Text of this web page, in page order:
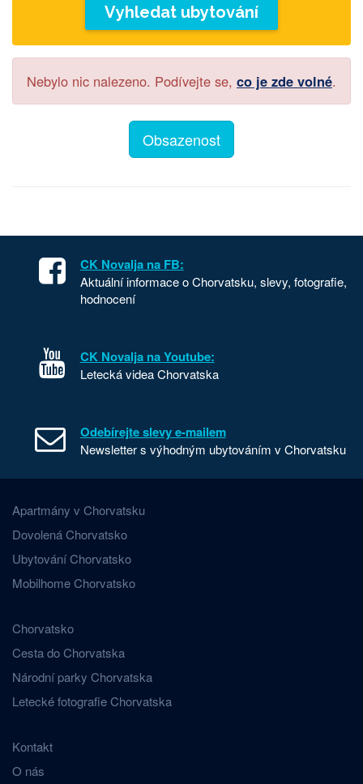
Vyhledat ubytování
Nebylo nic nalezeno. Podívejte se, co je zde volné.
Obsazenost
CK Novalja na FB:
Aktuální informace o Chorvatsku, slevy, fotografie,
hodnocení
CK Novalja na Youtube:
Letecká videa Chorvatska
Odebírejte slevy e-mailem
Newsletter s výhodným ubytováním v Chorvatsku
Apartmány v Chorvatsku
Dovolená Chorvatsko
Ubytování Chorvatsko
Mobilhome Chorvatsko
Chorvatsko
Cesta do Chorvatska
Národní parky Chorvatska
Letecké fotografie Chorvatska
Kontakt
O nás